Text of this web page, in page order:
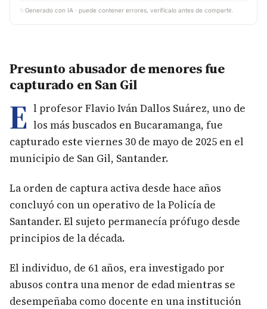
✨ Generado con IA · puede contener errores, verifícalo antes de compartir.
Presunto abusador de menores fue
capturado en San Gil
E l profesor Flavio Iván Dallos Suárez, uno de
los más buscados en Bucaramanga, fue
capturado este viernes 30 de mayo de 2025 en el
municipio de San Gil, Santander.
La orden de captura activa desde hace años
concluyó con un operativo de la Policía de
Santander. El sujeto permanecía prófugo desde
principios de la década.
El individuo, de 61 años, era investigado por
abusos contra una menor de edad mientras se
desempeñaba como docente en una institución